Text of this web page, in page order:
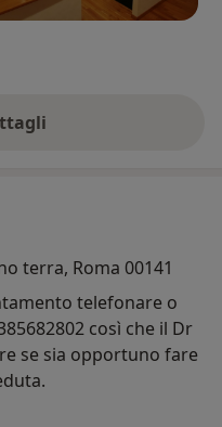
terra, Roma 00141
telefonare o
così che il Dr
se sia opportuno fare